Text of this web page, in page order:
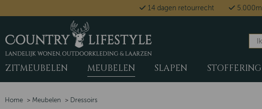
14 dagen retourrecht 5.000m
ZITMEUBELEN MEUBELEN SLAPEN STOFFERING
Home > Meubelen > Dressoirs